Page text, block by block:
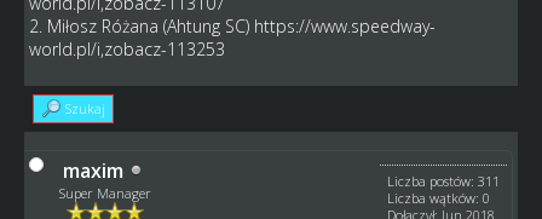
2. Miłosz Różana (Ahtung SC) https://www.speedway-
world.pl/i,zobacz-113253
Szukaj
maxim
Super Manager
Liczba postów: 311
Liczba wątków: 0
Dołączył: Jun 2018